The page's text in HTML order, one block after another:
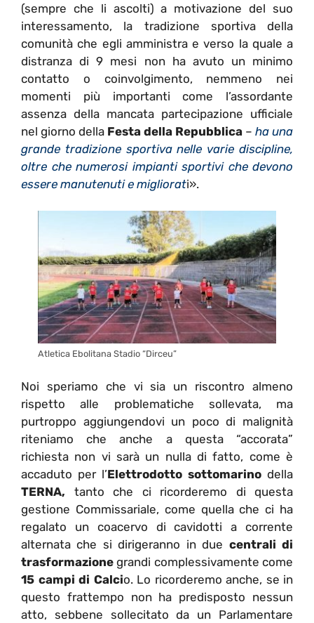
(sempre che li ascolti) a motivazione del suo
interessamento, la tradizione sportiva della
comunità che egli amministra e verso la quale a
distranza di 9 mesi non ha avuto un minimo
contatto o coinvolgimento, nemmeno nei
momenti più importanti come l’assordante
assenza della mancata partecipazione ufficiale
nel giorno della Festa della Repubblica – ha una
grande tradizione sportiva nelle varie discipline,
oltre che numerosi impianti sportivi che devono
essere manutenuti e migliorati».
Atletica Ebolitana Stadio “Dirceu”
Noi speriamo che vi sia un riscontro almeno
rispetto alle problematiche sollevata, ma
purtroppo aggiungendovi un poco di malignità
riteniamo che anche a questa “accorata”
richiesta non vi sarà un nulla di fatto, come è
accaduto per l’Elettrodotto sottomarino della
TERNA, tanto che ci ricorderemo di questa
gestione Commissariale, come quella che ci ha
regalato un coacervo di cavidotti a corrente
alternata che si dirigeranno in due centrali di
trasformazione grandi complessivamente come
15 campi di Calcio. Lo ricorderemo anche, se in
questo frattempo non ha predisposto nessun
atto, sebbene sollecitato da un Parlamentare